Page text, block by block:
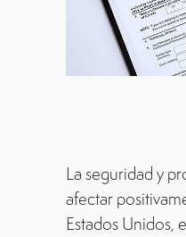
La seguridad y
afectar
Estados Unidos,